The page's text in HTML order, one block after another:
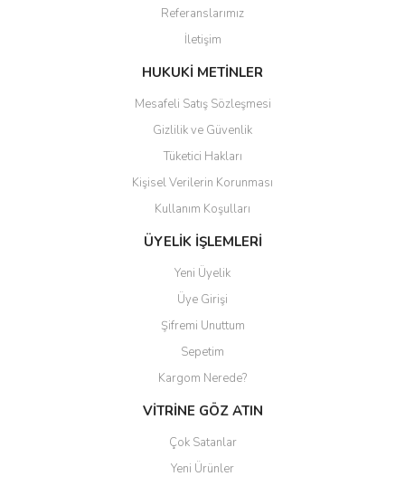
Ürün bilgilerinde hatalar bulunuyor.
Ürün fiyatı diğer sitelerden daha pahalı.
Bu ürüne benzer farklı alternatifler olmalı.
Gönder
Referanslarımız
İletişim
HUKUKİ METİNLER
Mesafeli Satış Sözleşmesi
Gizlilik ve Güvenlik
Tüketici Hakları
Kişisel Verilerin Korunması
Kullanım Koşulları
ÜYELİK İŞLEMLERİ
Yeni Üyelik
Üye Girişi
Şifremi Unuttum
Sepetim
Kargom Nerede?
VİTRİNE GÖZ ATIN
Çok Satanlar
Yeni Ürünler